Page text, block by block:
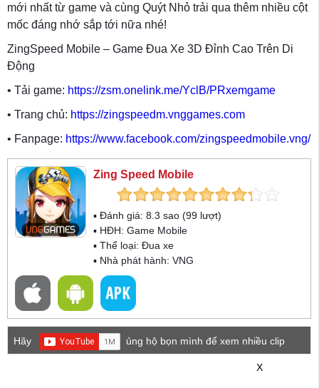
mới nhất từ game và cùng Quýt Nhỏ trải qua thêm nhiều cột
mốc đáng nhớ sắp tới nữa nhé!
ZingSpeed Mobile – Game Đua Xe 3D Đỉnh Cao Trên Di
Động
• Tải game: https://zsm.onelink.me/YclB/PRxemgame
• Trang chủ: https://zingspeedm.vnggames.com
• Fanpage: https://www.facebook.com/zingspeedmobile.vng/
Zing Speed Mobile
▪ Đánh giá: 8.3 sao (99 lượt)
▪ HĐH: Game Mobile
▪ Thể loại: Đua xe
▪ Nhà phát hành: VNG
Hãy
ủng hộ bọn mình để xem nhiều clip
X